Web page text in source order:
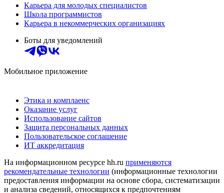
Карьера для молодых специалистов
Школа программистов
Карьера в некоммерческих организациях
Боты для уведомлений
Мобильное приложение
Этика и комплаенс
Оказание услуг
Использование сайтов
Защита персональных данных
Пользовательское соглашение
ИТ аккредитация
На информационном ресурсе hh.ru применяются
рекомендательные технологии (информационные технологии
предоставления информации на основе сбора, систематизации
и анализа сведений, относящихся к предпочтениям